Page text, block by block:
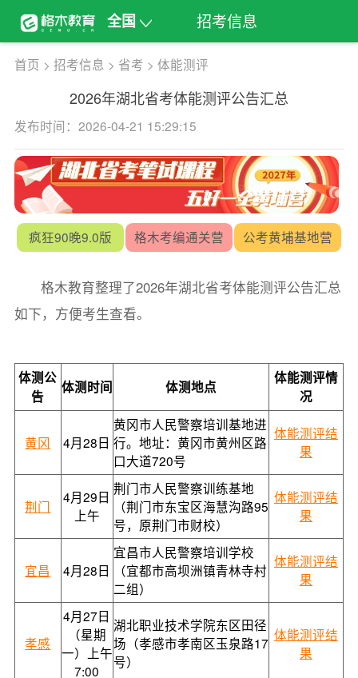
全国 招考信息
首页 > 招考信息 > 省考 > 体能测评
2026年湖北省考体能测评公告汇总
发布时间：2026-04-21 15:29:15
疯狂90晚9.0版 格木考编通关营 公考黄埔基地营
格木教育整理了2026年湖北省考体能测评公告汇总
如下，方便考生查看。
体测公
告
体测时间 体测地点
体能测评情
况
黄冈 4月28日
黄冈市人民警察培训基地进
行。地址：黄冈市黄州区路
口大道720号
体能测评结
果
荆门
4月29日
上午
荆门市人民警察训练基地
（荆门市东宝区海慧沟路95
号，原荆门市财校）
体能测评结
果
宜昌 4月28日
宜昌市人民警察培训学校
（宜都市高坝洲镇青林寺村
二组）
体能测评结
果
孝感
4月27日
（星期
一）上午
7:00
湖北职业技术学院东区田径
场（孝感市孝南区玉泉路17
号）
体能测评结
果